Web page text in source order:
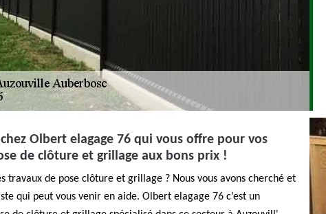
Olbert elagage 76 qui vous offre pour vos
de clôture et grillage aux bons prix !
travaux de pose clôture et grillage ? Nous vous avons cherché et
qui peut vous venir en aide. Olbert elagage 76 c’est un